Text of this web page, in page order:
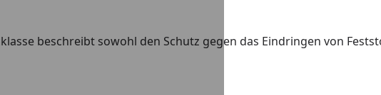
beschreibt sowohl den Schutz gegen das Eindringen von